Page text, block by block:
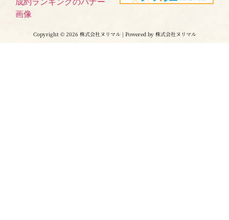
Copyright © 2026 株式会社ヌリマル | Powered by 株式会社ヌリマル